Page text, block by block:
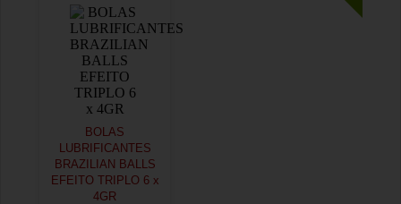
BOLAS
LUBRIFICANTES
BRAZILIAN BALLS
EFEITO TRIPLO 6 x
4GR